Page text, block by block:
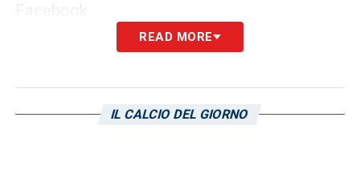
READ MORE
IL CALCIO DEL GIORNO